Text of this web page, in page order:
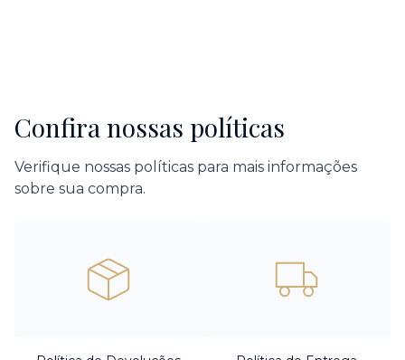
Confira nossas políticas
Verifique nossas políticas para mais informações
sobre sua compra.